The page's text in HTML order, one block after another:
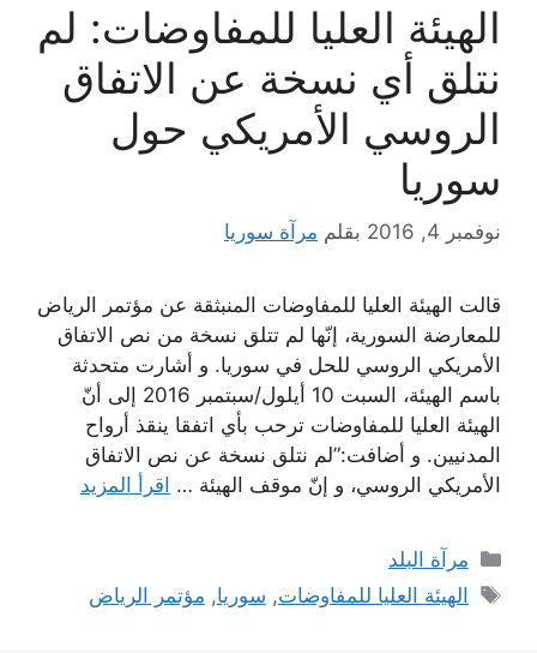
الهيئة العليا للمفاوضات: لم
نتلق أي نسخة عن الاتفاق
الروسي الأمريكي حول
سوريا
نوفمبر 4, 2016 بقلم مرآة سوريا
قالت الهيئة العليا للمفاوضات المنبثقة عن مؤتمر الرياض
للمعارضة السورية، إنّها لم تتلق نسخة من نص الاتفاق
الأمريكي الروسي للحل في سوريا. و أشارت متحدثة
باسم الهيئة، السبت 10 أيلول/سبتمبر 2016 إلى أنّ
الهيئة العليا للمفاوضات ترحب بأي اتفقا ينقذ أرواح
المدنيين. و أضافت:”لم نتلق نسخة عن نص الاتفاق
الأمريكي الروسي، و إنّ موقف الهيئة … اقرأ المزيد
التصنيفات
مرآة البلد
الوسوم
الهيئة العليا للمفاوضات, سوريا, مؤتمر الرياض